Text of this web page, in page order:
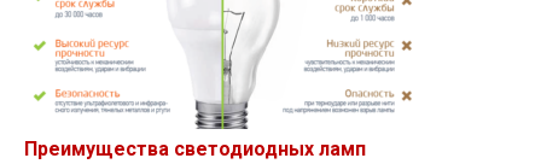
Преимущества светодиодных ламп